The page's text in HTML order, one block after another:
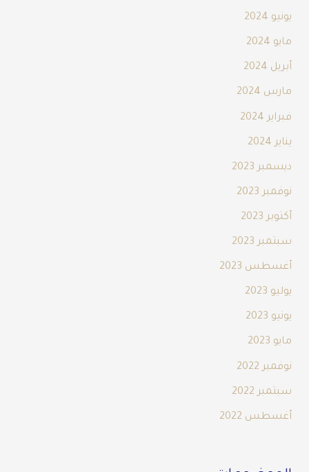
يونيو 2024
مايو 2024
أبريل 2024
مارس 2024
فبراير 2024
يناير 2024
ديسمبر 2023
نوفمبر 2023
أكتوبر 2023
سبتمبر 2023
أغسطس 2023
يوليو 2023
يونيو 2023
مايو 2023
نوفمبر 2022
سبتمبر 2022
أغسطس 2022